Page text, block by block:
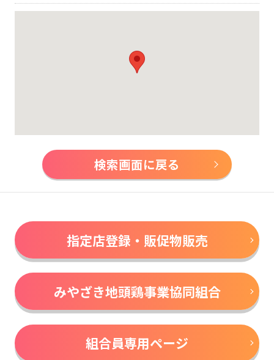
検索画面に戻る
指定店登録・販促物販売
みやざき地頭鶏事業協同組合
組合員専用ページ